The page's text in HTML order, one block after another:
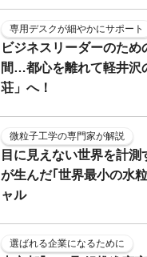
専用デスクが細やかにサポート
ビジネスリーダーのため
間…都心を離れて軽井沢
荘」へ！
微粒子工学の専門家が解説
目に見えない世界を計
が生んだ｢世界最小の水
ャル
選ばれる企業になるために